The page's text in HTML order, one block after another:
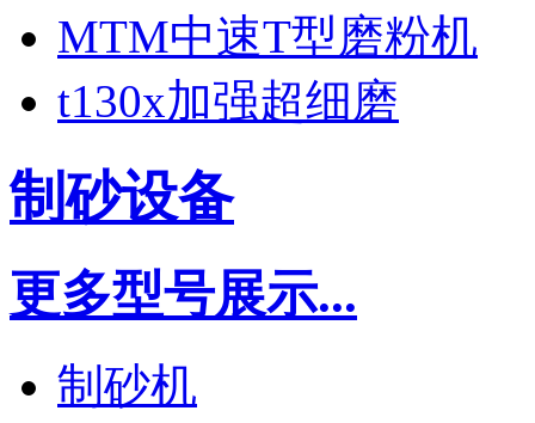
MTM中速T型磨粉机
t130x加强超细磨
制砂设备
更多型号展示...
制砂机